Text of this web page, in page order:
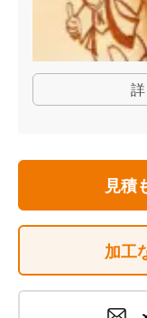
見積
加工